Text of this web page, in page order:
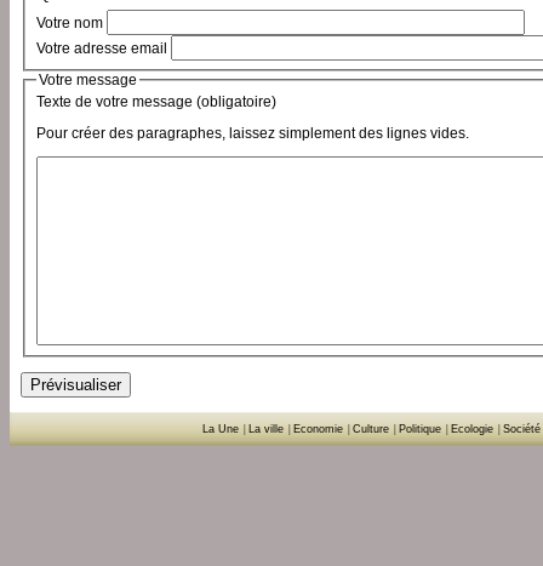
Votre nom
Votre adresse email
Votre message
Texte de votre message (obligatoire)
Pour créer des paragraphes, laissez simplement des lignes vides.
La Une La ville Economie Culture Politique Ecologie Société